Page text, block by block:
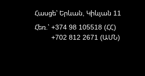
Հասցե՝ Երևան, Կիևյան 11
Հեռ.՝+374 98 105518 (ՀՀ)
+702 812 2671 (ԱՄՆ)